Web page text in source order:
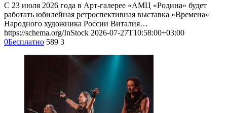
С 23 июля 2026 года в Арт-галерее «АМЦ «Родина» будет
работать юбилейная ретроспективная выставка «Времена»
Народного художника России Виталия…
https://schema.org/InStock 2026-07-27T10:58:00+03:00
0Бесплатно 589 3